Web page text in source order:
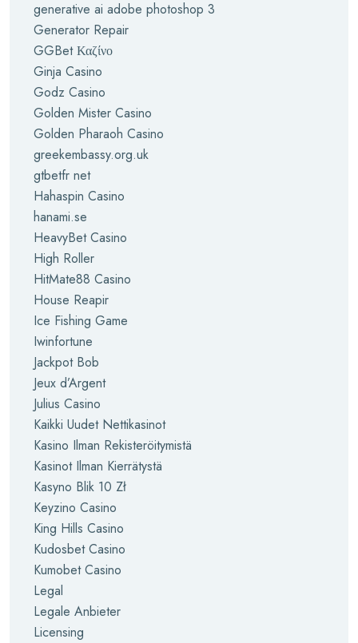
generative ai adobe photoshop 3
Generator Repair
GGBet Καζίνο
Ginja Casino
Godz Casino
Golden Mister Casino
Golden Pharaoh Casino
greekembassy.org.uk
gtbetfr net
Hahaspin Casino
hanami.se
HeavyBet Casino
High Roller
HitMate88 Casino
House Reapir
Ice Fishing Game
Iwinfortune
Jackpot Bob
Jeux d’Argent
Julius Casino
Kaikki Uudet Nettikasinot
Kasino Ilman Rekisteröitymistä
Kasinot Ilman Kierrätystä
Kasyno Blik 10 Zł
Keyzino Casino
King Hills Casino
Kudosbet Casino
Kumobet Casino
Legal
Legale Anbieter
Licensing